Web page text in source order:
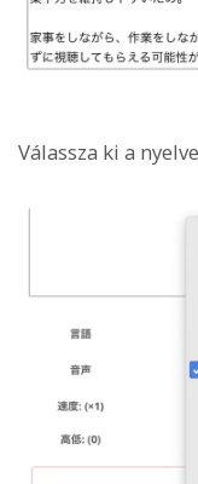
Válassza ki a